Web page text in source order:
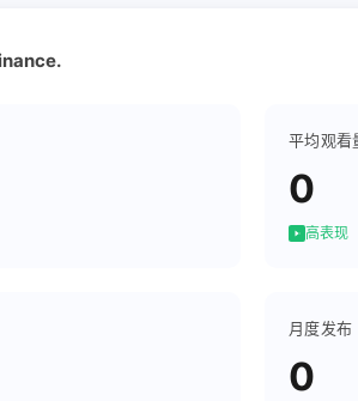
平均观看
0
高表现
月度发布
0